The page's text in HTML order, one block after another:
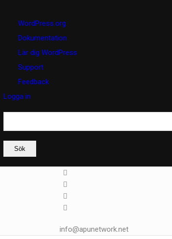
WordPress
WordPress.org
Dokumentation
Lär dig WordPress
Support
Feedback
Logga in
Sök
info@apunetwork.net